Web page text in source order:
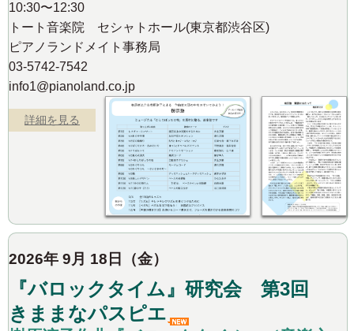
10:30〜12:30
トート音楽院 セシャトホール(東京都渋谷区)
ピアノランドメイト事務局
03-5742-7542
info1@pianoland.co.jp
詳細を見る
2026年 9月 18日（金）
『バロックタイム』研究会 第3回
きままなパスピエ